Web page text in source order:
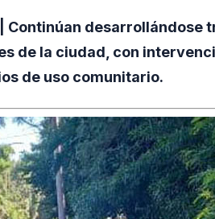
| Continúan
de la ciudad, con
de uso comunitario.